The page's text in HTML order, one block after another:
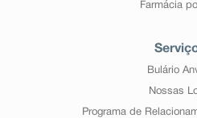
Farmácia
Bulário
Nossas
Programa de